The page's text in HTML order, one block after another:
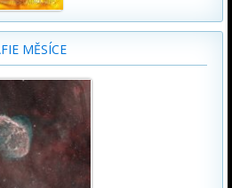
MĚSÍCE